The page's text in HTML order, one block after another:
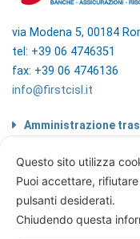
via Modena 5, 00184
tel: +39 06 4746351
fax: +39 06 4746136
info@firstcisl.it
Amministrazione
Note legali
Informazioni sul
Home
Questo sito utilizza
Puoi accettare,
pulsanti desiderati.
Chiudendo questa